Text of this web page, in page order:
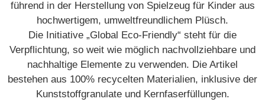
führend in der Herstellung von Spielzeug für Kinder aus
hochwertigem, umweltfreundlichem Plüsch.
Die Initiative „Global Eco-Friendly“ steht für die
Verpflichtung, so weit wie möglich nachvollziehbare und
nachhaltige Elemente zu verwenden. Die Artikel
bestehen aus 100% recycelten Materialien, inklusive der
Kunststoffgranulate und Kernfaserfüllungen.